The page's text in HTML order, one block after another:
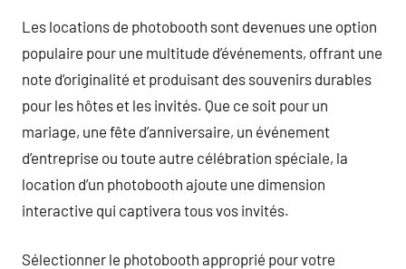
Les locations de photobooth sont devenues une option
populaire pour une multitude d’événements, offrant une
note d’originalité et produisant des souvenirs durables
pour les hôtes et les invités. Que ce soit pour un
mariage, une fête d’anniversaire, un événement
d’entreprise ou toute autre célébration spéciale, la
location d’un photobooth ajoute une dimension
interactive qui captivera tous vos invités.
Sélectionner le photobooth approprié pour votre